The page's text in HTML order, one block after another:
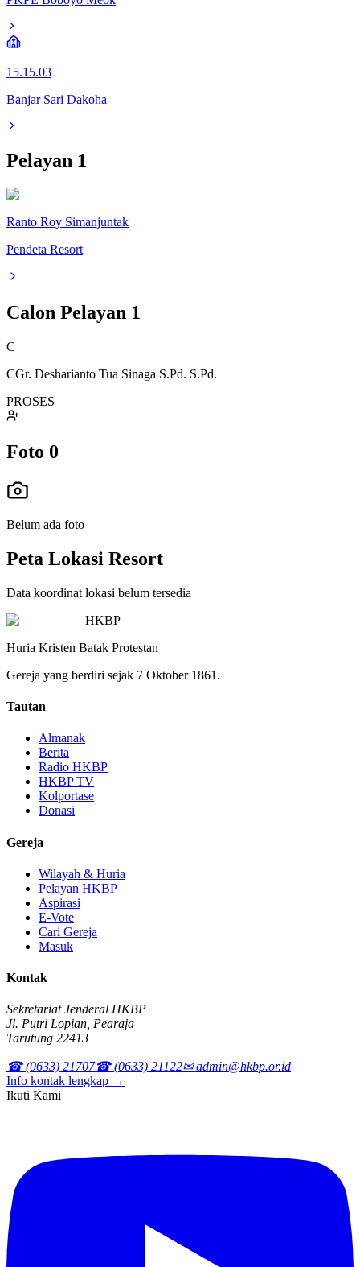
15.15.03
Banjar Sari Dakoha
Pelayan 1
Ranto Roy Simanjuntak
Pendeta Resort
Calon Pelayan 1
C
CGr. Desharianto Tua Sinaga S.Pd. S.Pd.
PROSES
Foto 0
Belum ada foto
Peta Lokasi Resort
Data koordinat lokasi belum tersedia
HKBP
Huria Kristen Batak Protestan
Gereja yang berdiri sejak 7 Oktober 1861.
Tautan
Almanak
Berita
Radio HKBP
HKBP TV
Kolportase
Donasi
Gereja
Wilayah & Huria
Pelayan HKBP
Aspirasi
E-Vote
Cari Gereja
Masuk
Kontak
Sekretariat Jenderal HKBP
Jl. Putri Lopian, Pearaja
Tarutung 22413
☎ (0633) 21707☎ (0633) 21122✉ admin@hkbp.or.id
Info kontak lengkap →
Ikuti Kami